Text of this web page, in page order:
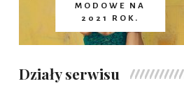
MODOWE NA
2021 ROK.
Działy serwisu